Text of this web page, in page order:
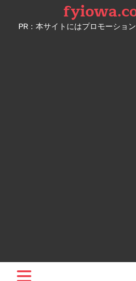
contentPR：本サイトにはプロモーショ